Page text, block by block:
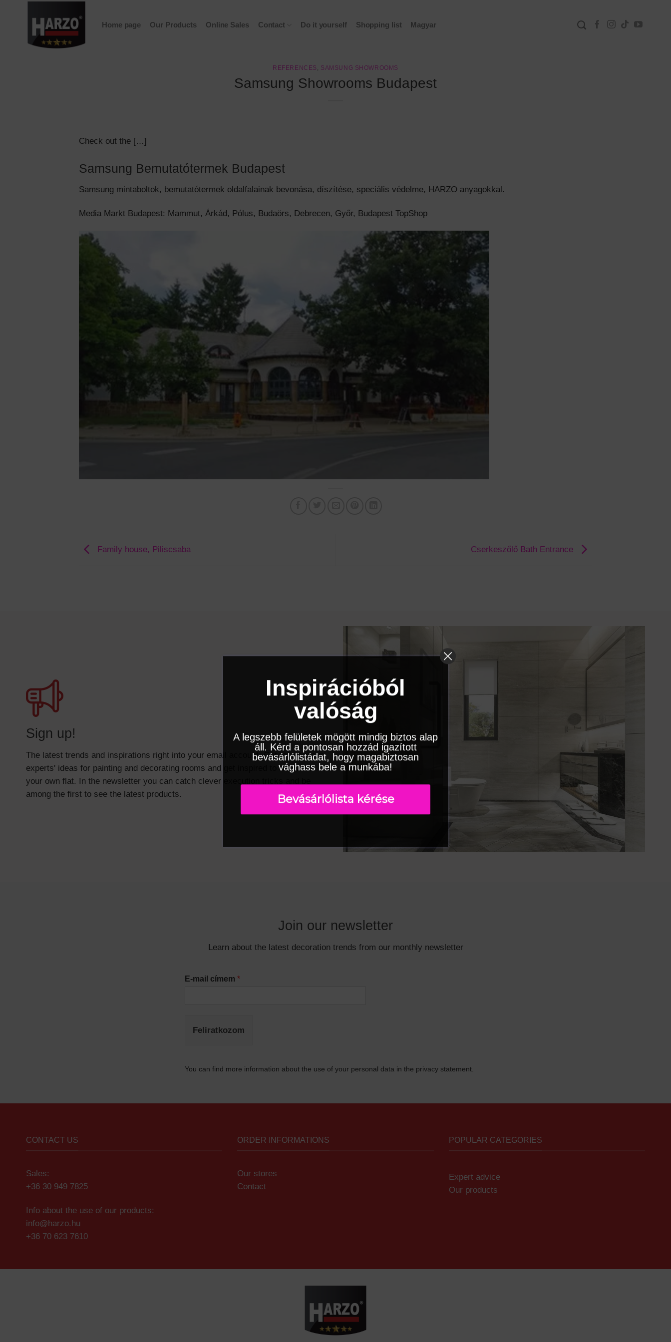
Home page Our Products Online Sales Contact Do it yourself Shopping list Magyar
REFERENCES SAMSUNG SHOWROOMS
Samsung Showrooms Budapest
Check out the […]
Samsung Bemutatótermek Budapest
Samsung mintaboltok, bemutatótermek oldalfalainak bevonása, díszítése, speciális védelme, HARZO anyagokkal.
Media Markt Budapest: Mammut, Árkád, Pólus, Budaörs, Debrecen, Győr, Budapest TopShop
Family house, Piliscsaba Cserkeszőlő Bath Entrance
Sign up!
The latest trends and inspirations right into your email account. Get to know our
experts' ideas for painting and decorating rooms and get inspired to renovate
your own flat. In the newsletter you can catch clever execution tricks and be
among the first to see the latest products.
Join our newsletter
Learn about the latest decoration trends from our monthly newsletter
E-mail címem *
Feliratkozom
You can find more information about the use of your personal data in the privacy statement.
CONTACT US
Sales:
+36 30 949 7825
Info about the use of our products:
info@harzo.hu
+36 70 623 7610
ORDER INFORMATIONS
Our stores
Contact
POPULAR CATEGORIES
Expert advice
Our products
Inspirációból
valóság
A legszebb felületek mögött mindig biztos alap
áll. Kérd a pontosan hozzád igazított
bevásárlólistádat, hogy magabiztosan
vághass bele a munkába!
Bevásárlólista kérése